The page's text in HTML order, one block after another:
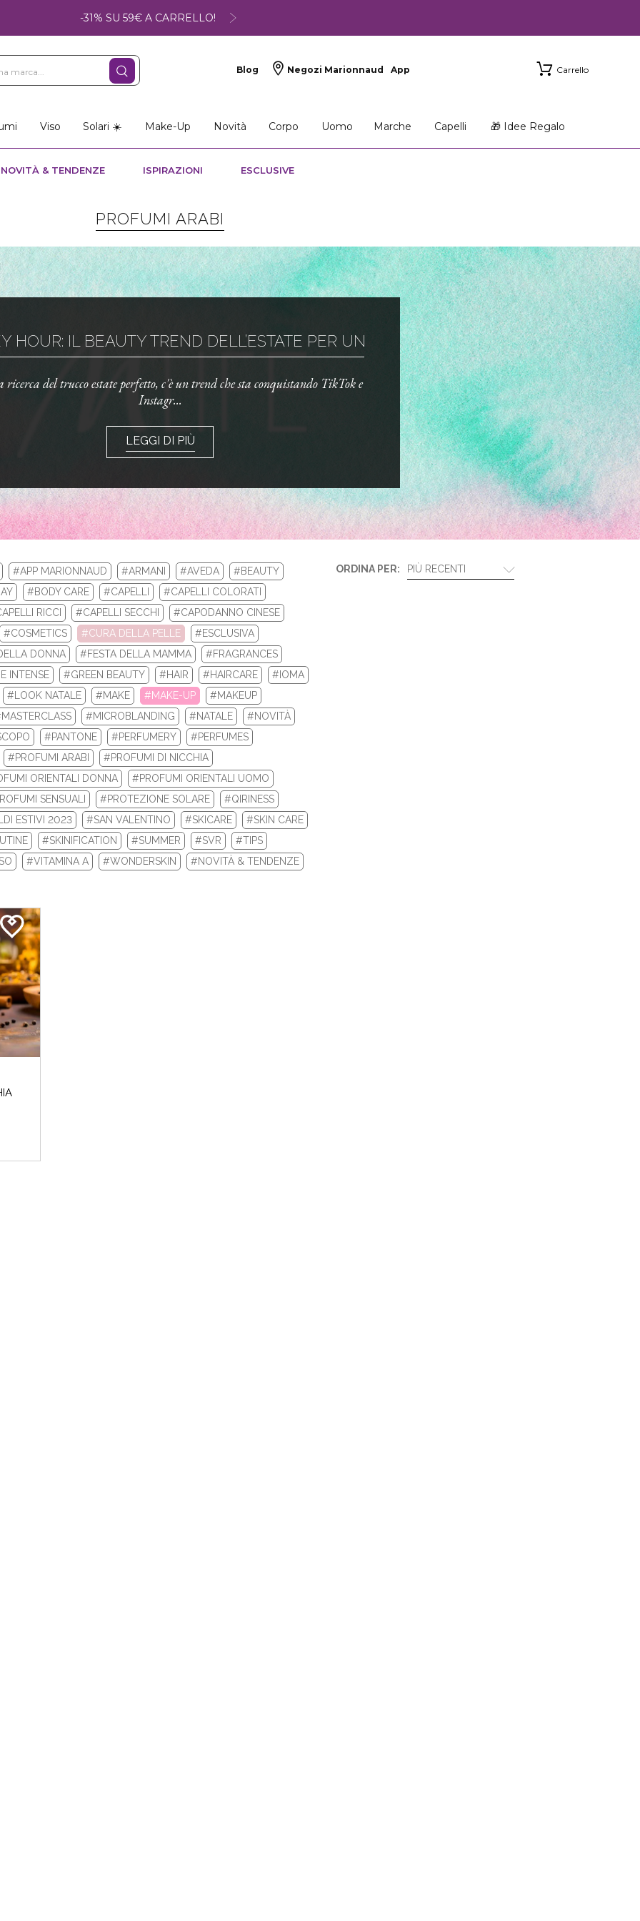
-31% SU 59€ A CARRELLO!
Blog Negozi Marionnaud App Carrello
Viso Solari ☀️ Make-Up Novità Corpo Uomo Marche Capelli 🎁 Idee Regalo
NOVITÀ & TENDENZE ISPIRAZIONI ESCLUSIVE
PROFUMI ARABI
HOUR: IL BEAUTY TREND DELL’ESTATE PER UN TRUCCO ...
ricerca del trucco estate perfetto, c'è un trend che sta conquistando TikTok e
Instagr...
LEGGI DI PIÙ
TUA ROUTINE CON I BEST SELLERS DI BIOTHERM E LANCÔM...
tua nuova routine di bellezza con i prodotti beauty Biotherm e Lancôme!
Re...
LEGGI DI PIÙ
2024: ECCO I TOP 10 PRODOTTI DA ACQUISTARE
del 2024 sono iniziati e noi Beauty Addicted non vedevamo l’ora!
#APP MARIONNAUD #ARMANI #AVEDA
#BEAUTY
#BODY CARE #CAPELLI
#CAPELLI COLORATI
RICCI #CAPELLI SECCHI
#CAPODANNO CINESE
#COSMETICS #CURA DELLA PELLE
#ESCLUSIVA
DONNA #FESTA DELLA MAMMA
#FRAGRANCES
INTENSE #GREEN BEAUTY #HAIR #HAIRCARE
#IOMA
#LOOK NATALE #MAKE #MAKE-UP
#MAKEUP
#MICROBLANDING #NATALE
#NOVITÀ
#PANTONE #PERFUMERY
#PERFUMES
#PROFUMI ARABI
#PROFUMI DI NICCHIA
ORIENTALI DONNA
#PROFUMI ORIENTALI UOMO
SENSUALI #PROTEZIONE SOLARE
#QIRINESS
ESTIVI 2023 #SAN VALENTINO #SKICARE
#SKIN CARE
#SKINIFICATION #SUMMER #SVR
#TIPS
#VITAMINA A #WONDERSKIN #NOVITÀ & TENDENZE
ORDINA PER: PIÙ RECENTI